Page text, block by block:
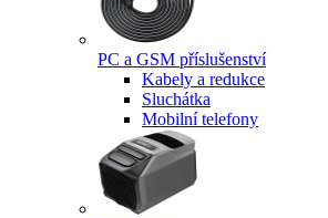
PC a GSM příslušenství
Kabely a redukce
Sluchátka
Mobilní telefony